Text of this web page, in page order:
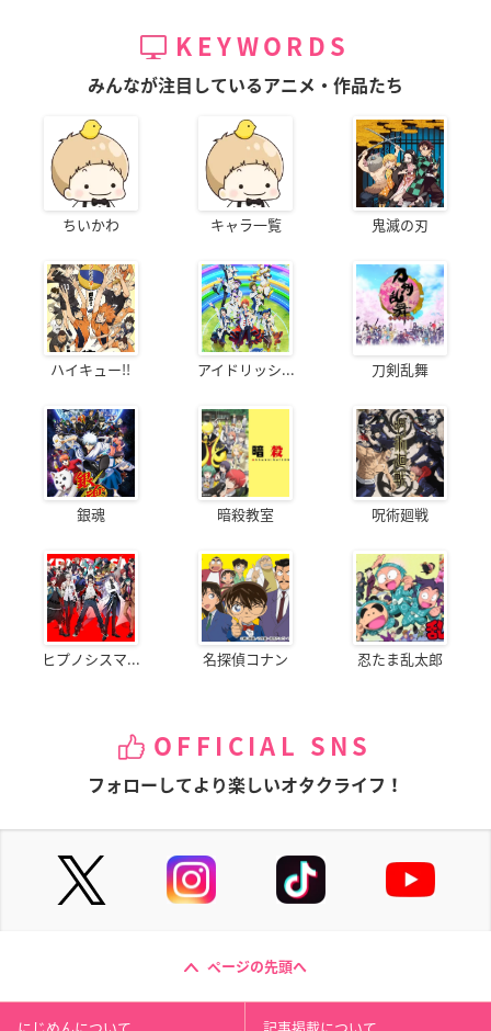
KEYWORDS
みんなが注目しているアニメ・作品たち
ちいかわ キャラ一覧 鬼滅の刃
ハイキュー!! アイドリッシ... 刀剣乱舞
銀魂 暗殺教室 呪術廻戦
ヒプノシスマ... 名探偵コナン 忍たま乱太郎
OFFICIAL SNS
フォローしてより楽しいオタクライフ！
ページの先頭へ
にじめんについて 記事掲載について